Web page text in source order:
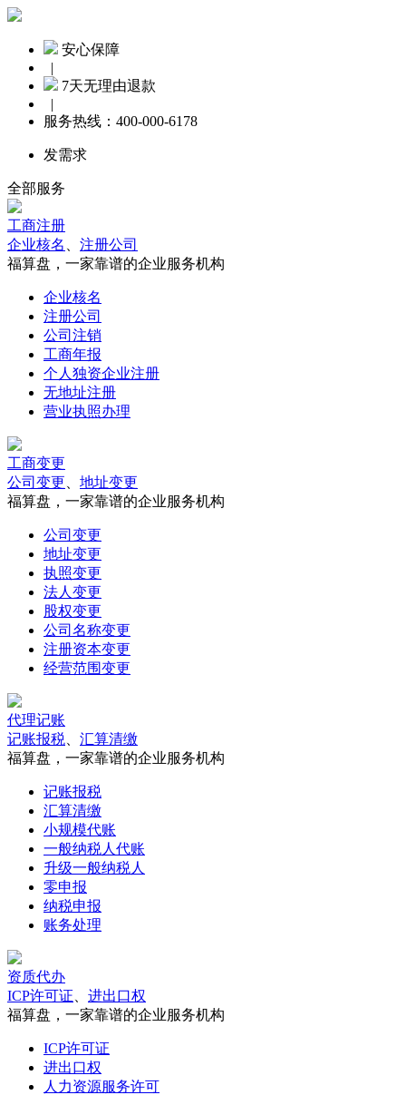
安心保障
|
7天无理由退款
|
服务热线： 400-000-6178
发需求
全部服务
工商注册
企业核名
注册公司
福算盘，一家靠谱的企业服务机构
企业核名
注册公司
公司注销
工商年报
个人独资企业注册
无地址注册
营业执照办理
工商变更
公司变更
地址变更
福算盘，一家靠谱的企业服务机构
公司变更
地址变更
执照变更
法人变更
股权变更
公司名称变更
注册资本变更
经营范围变更
代理记账
记账报税
汇算清缴
福算盘，一家靠谱的企业服务机构
记账报税
汇算清缴
小规模代账
一般纳税人代账
升级一般纳税人
零申报
纳税申报
账务处理
资质代办
ICP许可证
进出口权
福算盘，一家靠谱的企业服务机构
ICP许可证
进出口权
人力资源服务许可